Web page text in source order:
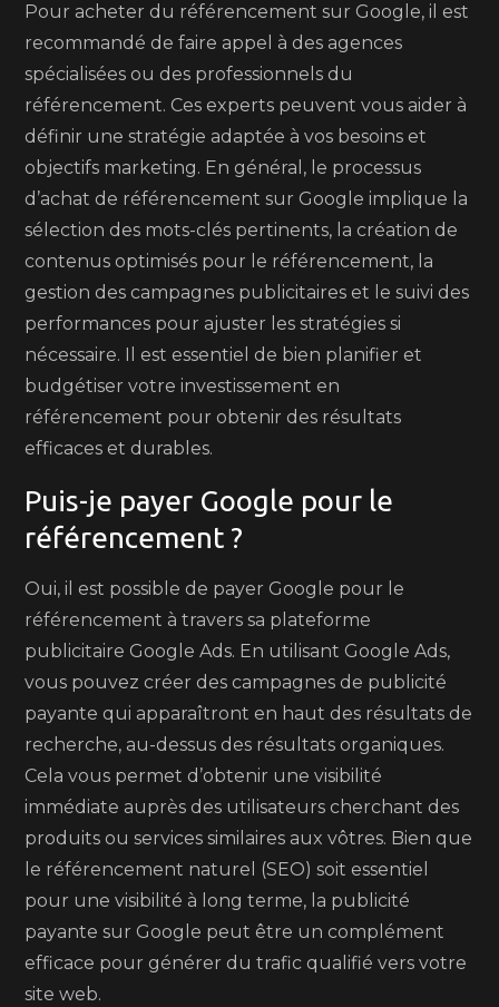
Pour acheter du référencement sur Google, il est
recommandé de faire appel à des agences
spécialisées ou des professionnels du
référencement. Ces experts peuvent vous aider à
définir une stratégie adaptée à vos besoins et
objectifs marketing. En général, le processus
d’achat de référencement sur Google implique la
sélection des mots-clés pertinents, la création de
contenus optimisés pour le référencement, la
gestion des campagnes publicitaires et le suivi des
performances pour ajuster les stratégies si
nécessaire. Il est essentiel de bien planifier et
budgétiser votre investissement en
référencement pour obtenir des résultats
efficaces et durables.
Puis-je payer Google pour le
référencement ?
Oui, il est possible de payer Google pour le
référencement à travers sa plateforme
publicitaire Google Ads. En utilisant Google Ads,
vous pouvez créer des campagnes de publicité
payante qui apparaîtront en haut des résultats de
recherche, au-dessus des résultats organiques.
Cela vous permet d’obtenir une visibilité
immédiate auprès des utilisateurs cherchant des
produits ou services similaires aux vôtres. Bien que
le référencement naturel (SEO) soit essentiel
pour une visibilité à long terme, la publicité
payante sur Google peut être un complément
efficace pour générer du trafic qualifié vers votre
site web.